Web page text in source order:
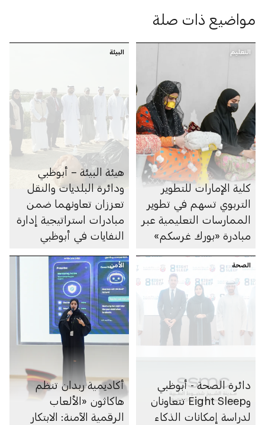
مواضيع ذات صلة
التعليم
كلية الإمارات للتطوير
التربوي تسهم في تطوير
الممارسات التعليمية عبر
مبادرة «بورك غرسكم»
البيئة
هيئة البيئة – أبوظبي
ودائرة البلديات والنقل
تعززان تعاونهما ضمن
مبادرات استراتيجية إدارة
النفايات في أبوظبي
الصحة
دائرة الصحة - أبوظبي
وEight Sleep تتعاونان
لدراسة إمكانات الذكاء
الأمن
أكاديمية ربدان تنظم
هاكاثون «الألعاب
الرقمية الآمنة: الابتكار